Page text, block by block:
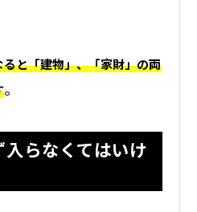
と「建物」、「家財」の両
。
らなくてはいけ